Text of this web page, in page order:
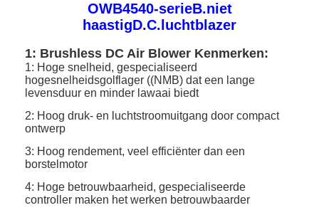
OWB4540-serieB.niet
haastigD.C. luchtblazer
1: Brushless DC Air Blower Kenmerken:
1: Hoge snelheid, gespecialiseerd
hogesnelheidsgolflager ((NMB) dat een lange
levensduur en minder lawaai biedt
2: Hoog druk- en luchtstroomuitgang door compact
ontwerp
3: Hoog rendement, veel efficiënter dan een
borstelmotor
4: Hoge betrouwbaarheid, gespecialiseerde
controller maken het werken betrouwbaarder